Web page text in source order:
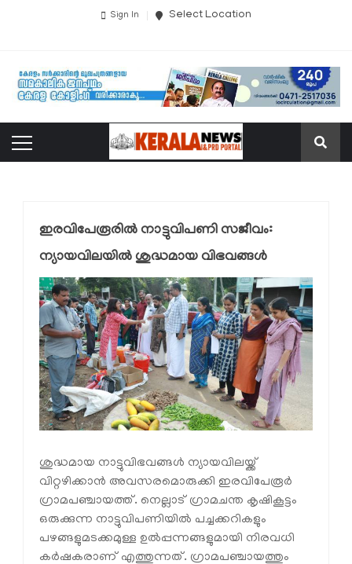
Sign In Select Location
ഇരവിപേരൂരിൽ നാട്ടുവിപണി സജീവം:
ന്യായവിലയിൽ ശുദ്ധമായ വിഭവങ്ങൾ
ശുദ്ധമായ നാട്ടുവിഭവങ്ങള്‍ ന്യായവിലയ്ക്ക്
വിറ്റഴിക്കാന്‍ അവസരമൊരുക്കി ഇരവിപേരൂര്‍
ഗ്രാമപഞ്ചായത്ത്. നെല്ലാട് ഗ്രാമചന്ത കൃഷികൂട്ടം
ഒരുക്കുന്ന നാട്ടുവിപണിയില്‍ പച്ചക്കറികളും
പഴങ്ങളുമടക്കമുള്ള ഉല്‍പ്പന്നങ്ങളുമായി നിരവധി
കര്‍ഷകരാണ് എത്തുന്നത്. ഗ്രാമപഞ്ചായത്തും